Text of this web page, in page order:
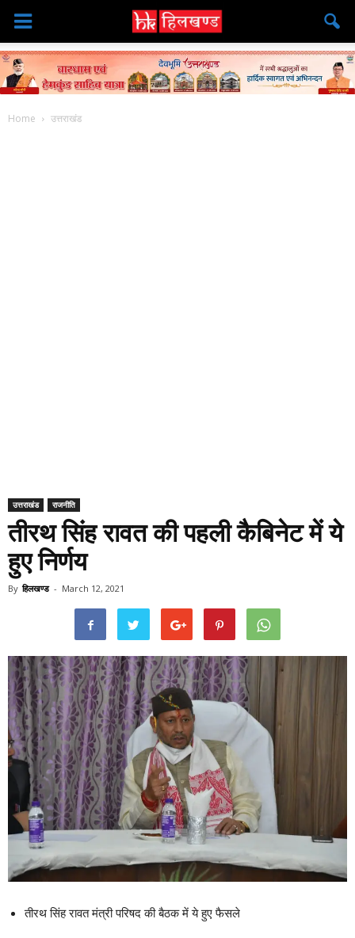
Home उत्तराखंड
उत्तराखंड राजनीति
तीरथ सिंह रावत की पहली कैबिनेट में ये
हुए निर्णय
By हिलखण्ड - March 12, 2021
तीरथ सिंह रावत मंत्री परिषद की बैठक में ये हुए फैसले